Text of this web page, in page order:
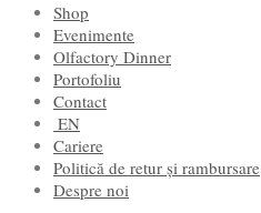
Shop
Evenimente
Olfactory Dinner
Portofoliu
Contact
EN
Cariere
Politică de retur și rambursare
Despre noi